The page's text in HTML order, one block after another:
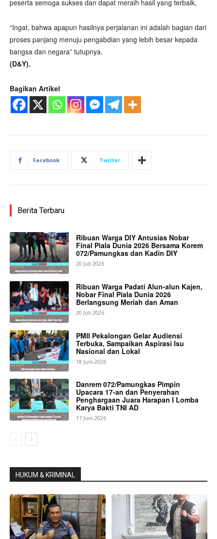
peserta semoga sukses dan dapat meraih hasil yang terbaik,
“Ingat, bahwa apapun hasilnya perjalanan ini adalah bagian dari
proses panjang menuju pengabdian yang lebih besar kepada
bangsa dan negara” tutupnya.
(D&Y).
Bagikan Artikel
Facebook Twitter
Berita Terbaru
Ribuan Warga DIY Antusias Nobar
Final Piala Dunia 2026 Bersama Korem
072/Pamungkas dan Kadin DIY
20 Juli 2026
Ribuan Warga Padati Alun-alun Kajen,
Nobar Final Piala Dunia 2026
Berlangsung Meriah dan Aman
20 Juli 2026
PMII Pekalongan Gelar Audiensi
Terbuka, Sampaikan Aspirasi Isu
Nasional dan Lokal
18 Juni 2026
Danrem 072/Pamungkas Pimpin
Upacara 17-an dan Penyerahan
Penghargaan Juara Harapan I Lomba
Karya Bakti TNI AD
17 Juni 2026
HUKUM & KRIMINAL